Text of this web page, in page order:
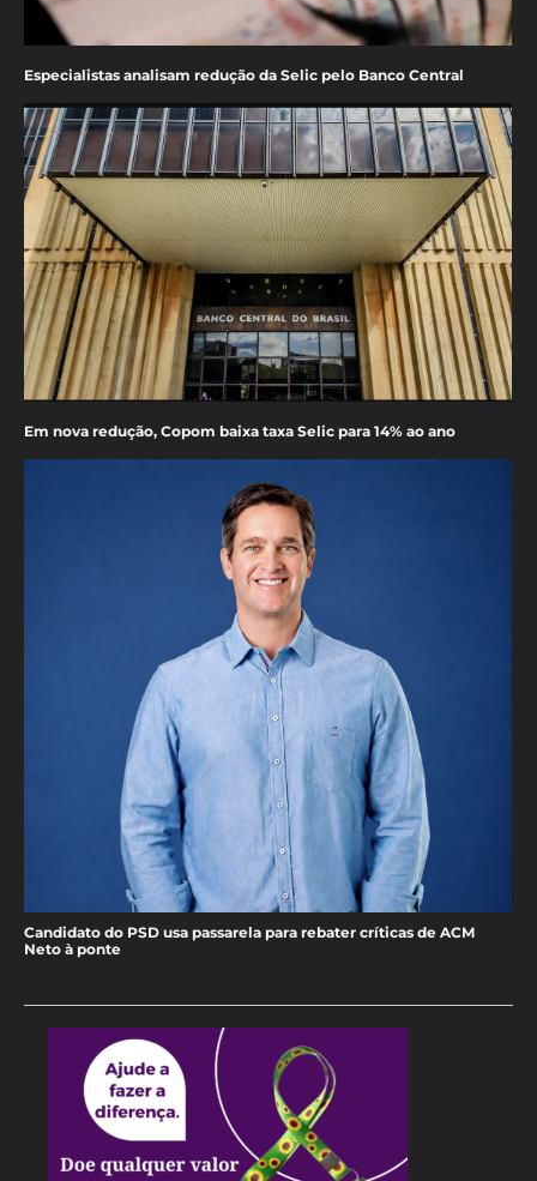
Especialistas analisam redução da Selic pelo Banco Central
Em nova redução, Copom baixa taxa Selic para 14% ao ano
Candidato do PSD usa passarela para rebater críticas de ACM
Neto à ponte